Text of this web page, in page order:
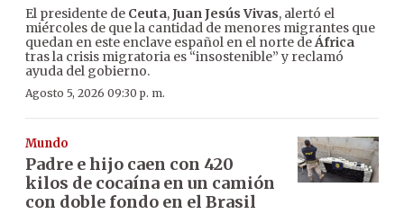
El presidente de Ceuta,Juan Jesús Vivas, alertó el
miércoles de que la cantidad de menores migrantes que
quedan en este enclave español en el norte deÁfrica
tras la crisis migratoria es “insostenible” y reclamó
ayuda del gobierno.
Agosto 5, 2026 09:30 p. m.
Mundo
Padre e hijo caen con 420
kilos de cocaína en un camión
con doble fondo en el Brasil